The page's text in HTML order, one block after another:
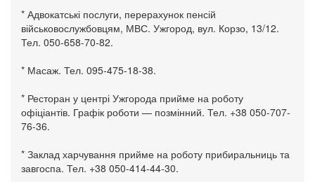
* Адвокатські послуги, перерахунок пенсій
військовослужбовцям, МВС. Ужгород, вул. Корзо, 13/12.
Тел. 050-658-70-82.
* Масаж. Тел. 095-475-18-38.
* Ресторан у центрі Ужгорода прийме на роботу
офіціантів. Графік роботи — позмінний. Тел. +38 050-707-
76-36.
* Заклад харчування прийме на роботу прибиральниць та
завгоспа. Тел. +38 050-414-44-30.